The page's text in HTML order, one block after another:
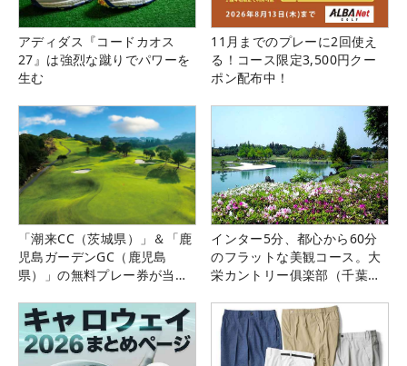
アディダス『コードカオス
27』は強烈な蹴りでパワーを
生む
11月までのプレーに2回使え
る！コース限定3,500円クー
ポン配布中！
「潮来CC（茨城県）」＆「鹿
児島ガーデンGC（鹿児島
県）」の無料プレー券が当た
インター5分、都心から60分
のフラットな美観コース。大
栄カントリー俱楽部（千葉